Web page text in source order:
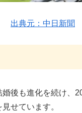
出典元：中日新聞
後も進化を続け、
せています。